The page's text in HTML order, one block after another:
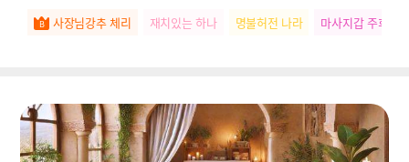
사장님강추 체리 재치있는 하나 명불허전 나라 마사지갑 주희